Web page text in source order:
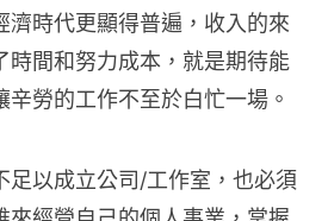
濟時代更顯得普遍，收入的來
時間和努力成本，就是期待能
辛勞的工作不至於白忙一場。
足以成立公司/工作室，也必須